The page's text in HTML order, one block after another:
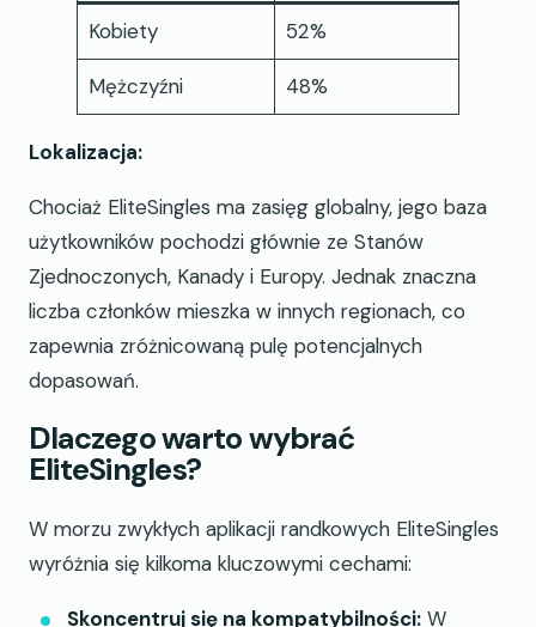
Kobiety 52%
Mężczyźni 48%
Lokalizacja:
Chociaż EliteSingles ma zasięg globalny, jego baza
użytkowników pochodzi głównie ze Stanów
Zjednoczonych, Kanady i Europy. Jednak znaczna
liczba członków mieszka w innych regionach, co
zapewnia zróżnicowaną pulę potencjalnych
dopasowań.
Dlaczego warto wybrać
EliteSingles?
W morzu zwykłych aplikacji randkowych EliteSingles
wyróżnia się kilkoma kluczowymi cechami:
Skoncentruj się na kompatybilności: W